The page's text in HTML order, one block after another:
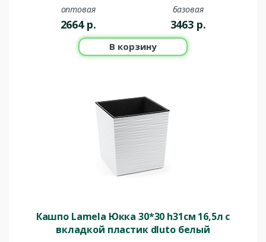
оптовая
2664 р.
базовая
3463 р.
В корзину
Кашпо Lamela Юкка 30*30 h31см 16,5л с
вкладкой пластик dluto белый